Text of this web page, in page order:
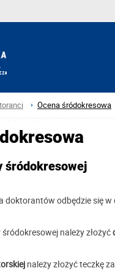
Ocena śródokresowa
śródokresowej
doktorantów odbędzie się w
należy złożyć
należy złożyć teczkę